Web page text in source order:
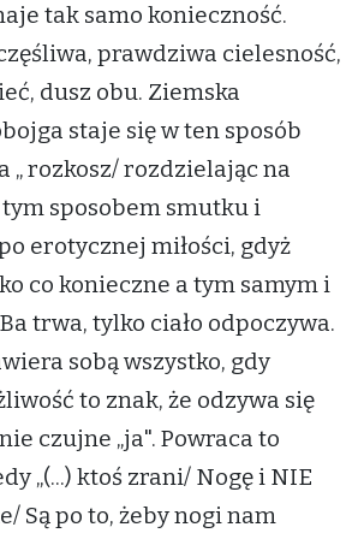
tak samo konieczność.
prawdziwa cielesność,
dusz obu. Ziemska
staje się w ten sposób
„ rozkosz/ rozdzielając na
sposobem smutku i
erotycznej miłości, gdyż
co konieczne a tym samym i
trwa, tylko ciało odpoczywa.
sobą wszystko, gdy
to znak, że odzywa się
czujne „ja". Powraca to
„(...) ktoś zrani/ Nogę i NIE
Są po to, żeby nogi nam